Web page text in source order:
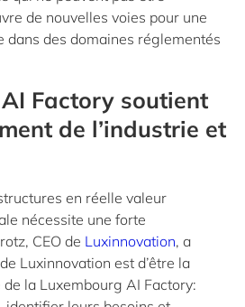
de nouvelles voies pour une
dans des domaines réglementés
Factory soutient
de l’industrie et
en réelle valeur
nécessite une forte
CEO de Luxinnovation, a
Luxinnovation est d’être la
la Luxembourg AI Factory: